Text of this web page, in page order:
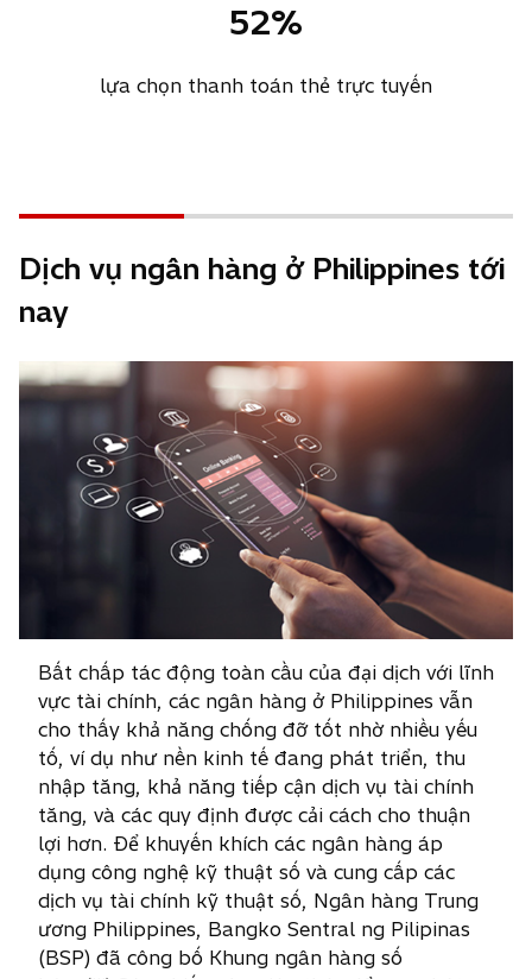
52%
lựa chọn thanh toán thẻ trực tuyến
Dịch vụ ngân hàng ở Philippines tới
nay
Bất chấp tác động toàn cầu của đại dịch với lĩnh
vực tài chính, các ngân hàng ở Philippines vẫn
cho thấy khả năng chống đỡ tốt nhờ nhiều yếu
tố, ví dụ như nền kinh tế đang phát triển, thu
nhập tăng, khả năng tiếp cận dịch vụ tài chính
tăng, và các quy định được cải cách cho thuận
lợi hơn. Để khuyến khích các ngân hàng áp
dụng công nghệ kỹ thuật số và cung cấp các
dịch vụ tài chính kỹ thuật số, Ngân hàng Trung
ương Philippines, Bangko Sentral ng Pilipinas
(BSP) đã công bố Khung ngân hàng số